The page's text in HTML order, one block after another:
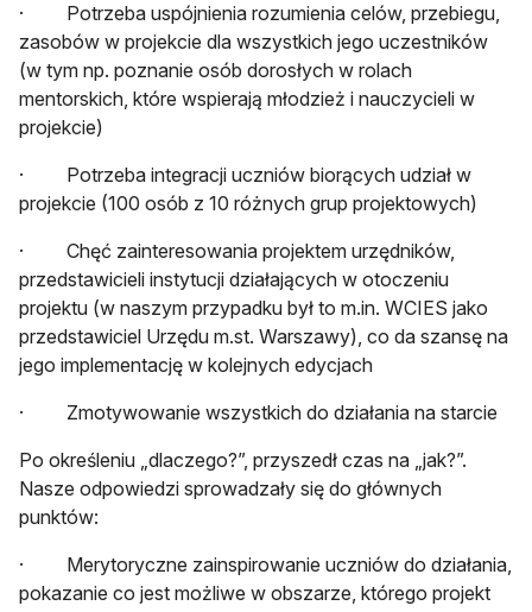
· Potrzeba uspójnienia rozumienia celów, przebiegu,
zasobów w projekcie dla wszystkich jego uczestników
(w tym np. poznanie osób dorosłych w rolach
mentorskich, które wspierają młodzież i nauczycieli w
projekcie)
· Potrzeba integracji uczniów biorących udział w
projekcie (100 osób z 10 różnych grup projektowych)
· Chęć zainteresowania projektem urzędników,
przedstawicieli instytucji działających w otoczeniu
projektu (w naszym przypadku był to m.in. WCIES jako
przedstawiciel Urzędu m.st. Warszawy), co da szansę na
jego implementację w kolejnych edycjach
· Zmotywowanie wszystkich do działania na starcie
Po określeniu „dlaczego?”, przyszedł czas na „jak?”.
Nasze odpowiedzi sprowadzały się do głównych
punktów:
· Merytoryczne zainspirowanie uczniów do działania,
pokazanie co jest możliwe w obszarze, którego projekt